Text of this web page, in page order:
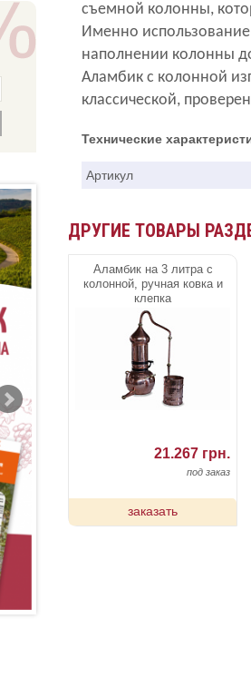
съемной колонны,
Именно использование
наполнении колонны
Аламбик с колонной
классической,
Технические
Артикул
ДРУГИЕ ТОВАРЫ
Аламбик на 3 литра с
колонной, ручная ковка и
клепка
21.267 грн.
под заказ
заказать